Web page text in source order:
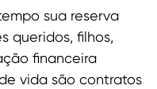
sua reserva
queridos, filhos,
financeira
vida são contratos